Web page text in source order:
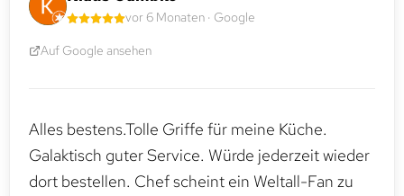
vor 6 Monaten · Google
Auf Google ansehen
Alles bestens.Tolle Griffe für meine Küche.
Galaktisch guter Service. Würde jederzeit wieder
dort bestellen. Chef scheint ein Weltall-Fan zu